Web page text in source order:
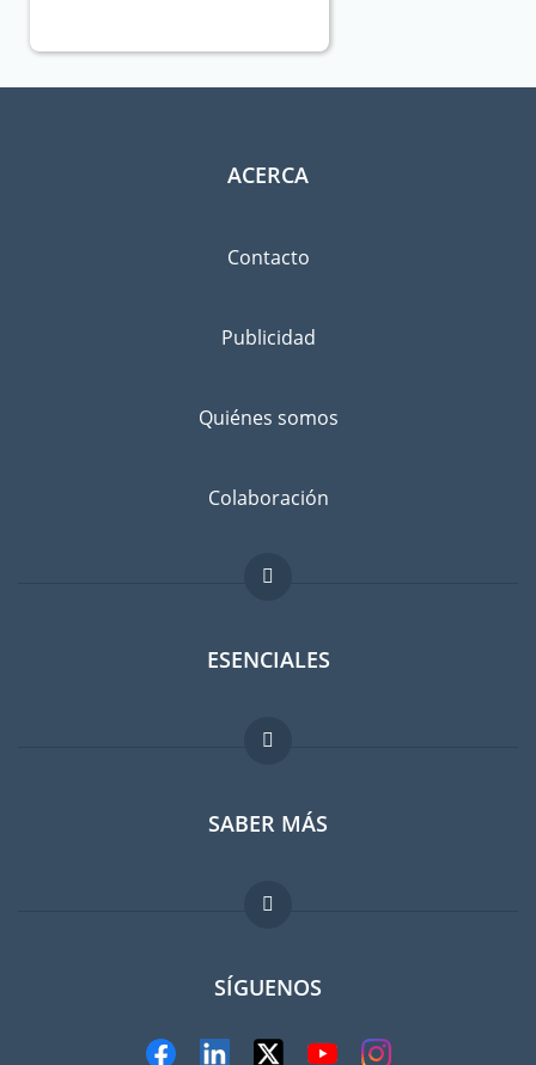
ACERCA
Contacto
Publicidad
Quiénes somos
Colaboración
ESENCIALES
Foro para expatriados
Guia para expatriados
Trabajos en el extranjero
SABER MÁS
FAQ
SÍGUENOS